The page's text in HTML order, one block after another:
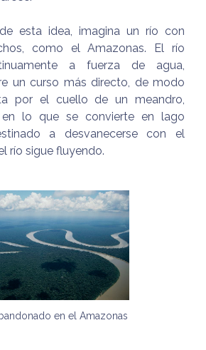
esta idea, imagina un río con
como el Amazonas. El río
a fuerza de agua,
un curso más directo, de modo
por el cuello de un meandro,
en lo que se convierte en lago
a desvanecerse con el
río sigue fluyendo.
en el Amazonas